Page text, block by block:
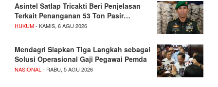
Asintel Satlap Tricakti Beri Penjelasan
Terkait Penanganan 53 Ton Pasir…
HUKUM- KAMIS, 6 AGU 2026
Mendagri Siapkan Tiga Langkah sebagai
Solusi Operasional Gaji Pegawai Pemda
NASIONAL - RABU, 5 AGU 2026